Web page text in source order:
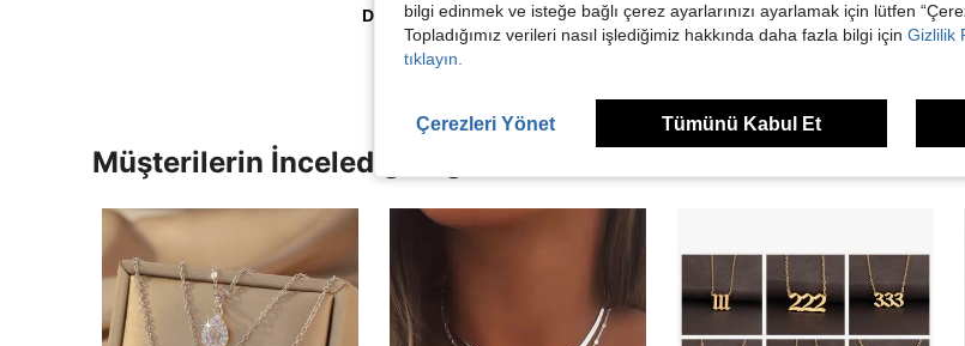
Daha Fazla Değerlendirme Görüntüle
Müşterilerin İncelediği Diğer Ürünler
bilgi edinmek ve isteğe bağlı çerez ayarlarınızı ayarlamak için lütfen
Topladığımız verileri nasıl işlediğimiz hakkında daha fazla bilgi için Gizlilik
tıklayın.
Çerezleri Yönet Tümünü Kabul Et